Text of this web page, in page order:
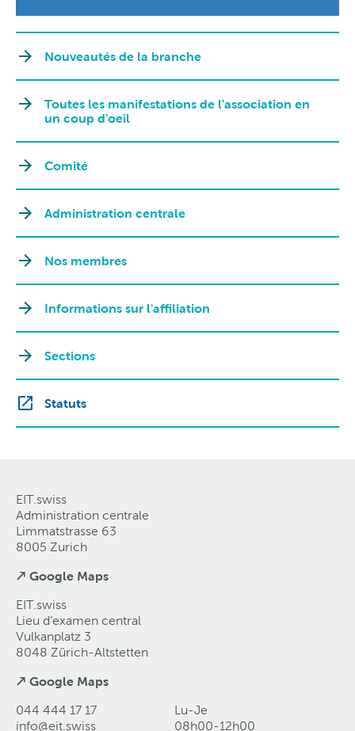
Nouveautés de la branche
Toutes les manifestations de l'association en
un coup d'oeil
Comité
Administration centrale
Nos membres
Informations sur l'affiliation
Sections
Statuts
EIT.swiss
Administration centrale
Limmatstrasse 63
8005 Zurich
↗ Google Maps
EIT.swiss
Lieu d’examen central
Vulkanplatz 3
8048 Zürich-Altstetten
↗ Google Maps
044 444 17 17
info@eit swiss
Lu-Je
08h00-12h00